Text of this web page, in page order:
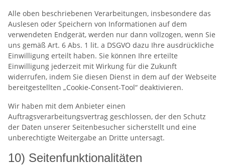
Alle oben beschriebenen Verarbeitungen, insbesondere das
Auslesen oder Speichern von Informationen auf dem
verwendeten Endgerät, werden nur dann vollzogen, wenn Sie
uns gemäß Art. 6 Abs. 1 lit. a DSGVO dazu Ihre ausdrückliche
Einwilligung erteilt haben. Sie können Ihre erteilte
Einwilligung jederzeit mit Wirkung für die Zukunft
widerrufen, indem Sie diesen Dienst in dem auf der Webseite
bereitgestellten „Cookie-Consent-Tool“ deaktivieren.
Wir haben mit dem Anbieter einen
Auftragsverarbeitungsvertrag geschlossen, der den Schutz
der Daten unserer Seitenbesucher sicherstellt und eine
unberechtigte Weitergabe an Dritte untersagt.
10) Seitenfunktionalitäten